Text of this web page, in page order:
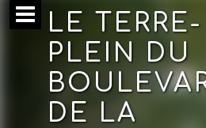
LE TERRE-
PLEIN DU
DE LA